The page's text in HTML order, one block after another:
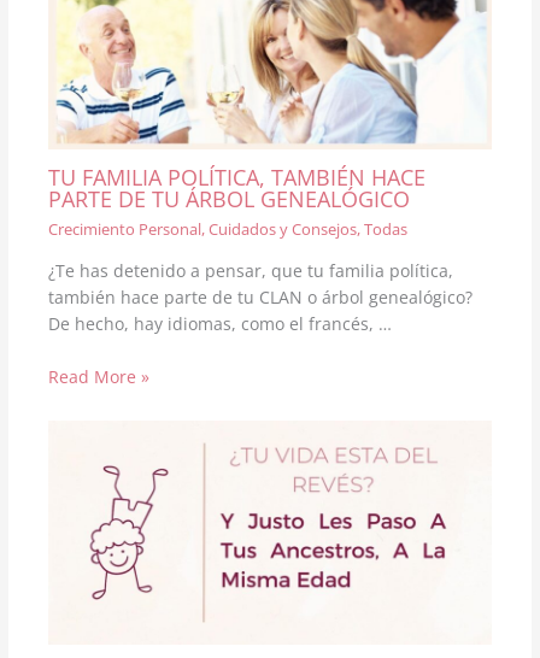
TU FAMILIA POLÍTICA, TAMBIÉN HACE
PARTE DE TU ÁRBOL GENEALÓGICO
Crecimiento Personal,Cuidados y Consejos,Todas
¿Te has detenido a pensar, que tu familia política,
también hace parte de tu CLAN o árbol genealógico?
De hecho, hay idiomas, como el francés, …
Read More »